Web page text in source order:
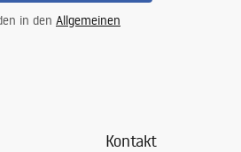
in den Allgemeinen
Kontakt